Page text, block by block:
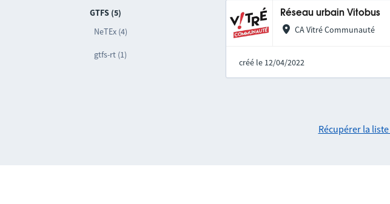
GTFS (5)
NeTEx (4)
gtfs-rt (1)
Réseau urbain Vitobus
CA Vitré Communauté
créé le 12/04/2022
Récupérer la